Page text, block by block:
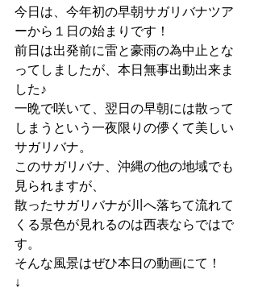
今日は、今年初の早朝サガリバナツア
ーから１日の始まりです！
前日は出発前に雷と豪雨の為中止とな
ってしましたが、本日無事出動出来ま
した♪
一晩で咲いて、翌日の早朝には散って
しまうという一夜限りの儚くて美しい
サガリバナ。
このサガリバナ、沖縄の他の地域でも
見られますが、
散ったサガリバナが川へ落ちて流れて
くる景色が見れるのは西表ならではで
す。
そんな風景はぜひ本日の動画にて！
↓